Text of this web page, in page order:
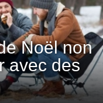
Noël non
avec des